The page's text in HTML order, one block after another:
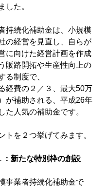
した。
持続化補助金は、小規模
の経営を見直し、自らが
に向けた経営計画を作成
販路開拓や生産性向上の
る制度で、
経費の２／３、最大50万
が補助される、平成26年
た人気の補助金です。
トを２つ挙げてみます。
：新たな特別枠の創設
事業者持続化補助金で